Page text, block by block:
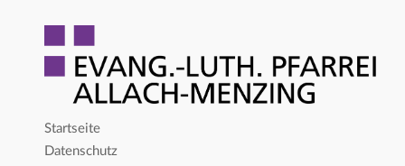
Startseite
Datenschutz